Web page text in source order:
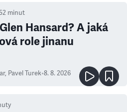
minut
Hansard? A jaká
role jinanu
, Pavel Turek•8. 8. 2026